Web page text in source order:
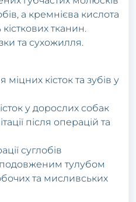
а кремнієва кислота
тканин.
та сухожилля.
кісток та зубів у
у дорослих собак
після операцій та
суглобів
подовженим тулубом
та мисливських